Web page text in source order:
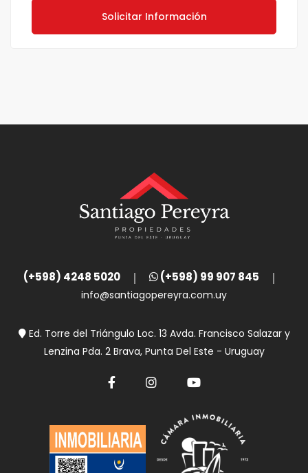
Solicitar Información
(+598) 4248 5020 (+598) 99 907 845
info@santiagopereyra.com.uy
Ed. Torre del Triángulo Loc. 13 Avda. Francisco Salazar y
Lenzina Pda. 2 Brava, Punta Del Este - Uruguay